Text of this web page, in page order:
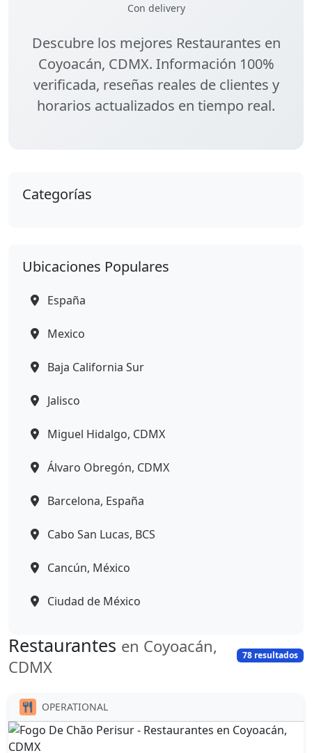
Con delivery
Descubre los mejores Restaurantes en
Coyoacán, CDMX. Información 100%
verificada, reseñas reales de clientes y
horarios actualizados en tiempo real.
Categorías
Ubicaciones Populares
España
Mexico
Baja California Sur
Jalisco
Miguel Hidalgo, CDMX
Álvaro Obregón, CDMX
Barcelona, España
Cabo San Lucas, BCS
Cancún, México
Ciudad de México
Restaurantes en Coyoacán,
CDMX
78 resultados
OPERATIONAL